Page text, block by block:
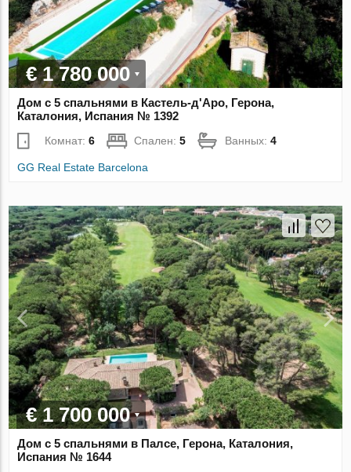
€ 1 780 000
Дом с 5 спальнями в Кастель-д'Аро, Герона,
Каталония, Испания № 1392
Комнат:6 Спален:5 Ванных:4
GG Real Estate Barcelona
€ 1 700 000
Дом с 5 спальнями в Палсе, Герона, Каталония,
Испания № 1644